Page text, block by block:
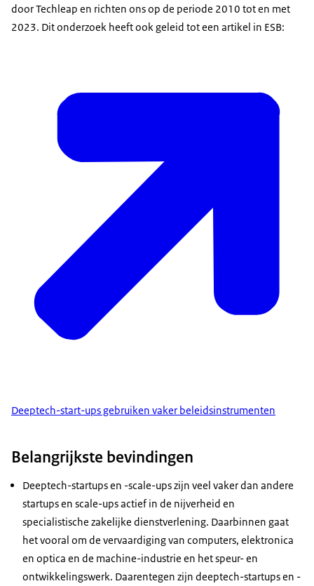
door Techleap en richten ons op de periode 2010 tot en met
2023. Dit onderzoek heeft ook geleid tot een artikel in ESB:
Deeptech-start-ups gebruiken vaker beleidsinstrumenten
Belangrijkste bevindingen
Deeptech-startups en -scale-ups zijn veel vaker dan andere
startups en scale-ups actief in de nijverheid en
specialistische zakelijke dienstverlening. Daarbinnen gaat
het vooral om de vervaardiging van computers, elektronica
en optica en de machine-industrie en het speur- en
ontwikkelingswerk. Daarentegen zijn deeptech-startups en -